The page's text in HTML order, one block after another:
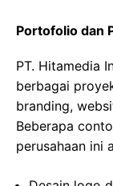
Portofolio dan
PT. Hitamedia
berbagai
branding,
Beberapa
perusahaan ini